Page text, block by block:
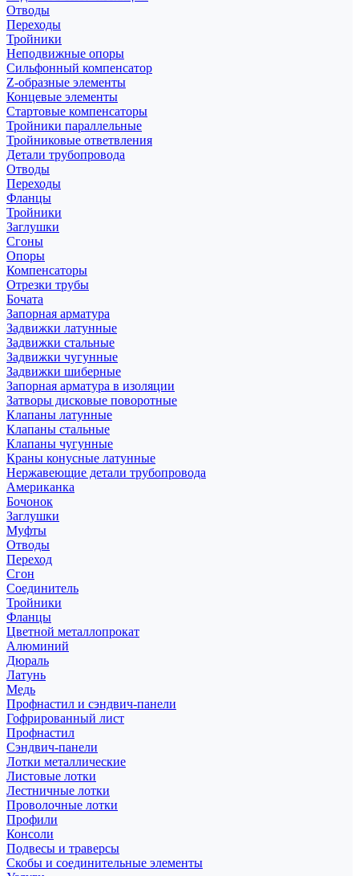
Отводы
Переходы
Тройники
Неподвижные опоры
Cильфонный компенсатор
Z-образные элементы
Концевые элементы
Стартовые компенсаторы
Тройники параллельные
Тройниковые ответвления
Детали трубопровода
Отводы
Переходы
Фланцы
Тройники
Заглушки
Сгоны
Опоры
Компенсаторы
Отрезки трубы
Бочата
Запорная арматура
Задвижки латунные
Задвижки стальные
Задвижки чугунные
Задвижки шиберные
Запорная арматура в изоляции
Затворы дисковые поворотные
Клапаны латунные
Клапаны стальные
Клапаны чугунные
Краны конусные латунные
Нержавеющие детали трубопровода
Американка
Бочонок
Заглушки
Муфты
Отводы
Переход
Сгон
Соединитель
Тройники
Фланцы
Цветной металлопрокат
Алюминий
Дюраль
Латунь
Медь
Профнастил и сэндвич-панели
Гофрированный лист
Профнастил
Сэндвич-панели
Лотки металлические
Листовые лотки
Лестничные лотки
Проволочные лотки
Профили
Консоли
Подвесы и траверсы
Скобы и соединительные элементы